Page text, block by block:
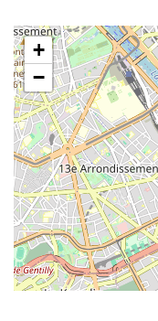
+
−